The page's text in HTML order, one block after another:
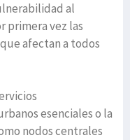
al
primera vez las
afectan a todos
esenciales o la
nodos centrales